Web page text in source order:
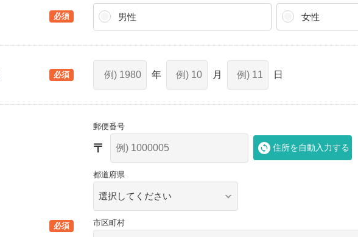
男性 女性
郵便番号
住所を自動入力する
都道府県
市区町村